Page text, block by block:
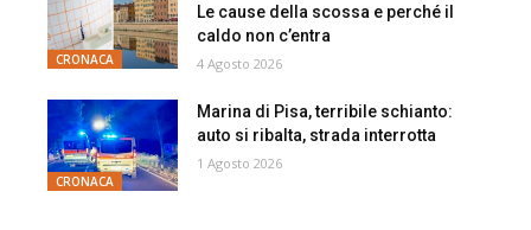
CRONACA
Le cause della scossa e perché il
caldo non c’entra
4 Agosto 2026
CRONACA
Marina di Pisa, terribile schianto:
auto si ribalta, strada interrotta
1 Agosto 2026